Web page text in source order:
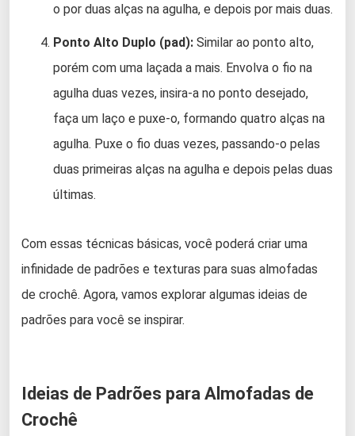
o por duas alças na agulha, e depois por mais duas.
Ponto Alto Duplo (pad): Similar ao ponto alto,
porém com uma laçada a mais. Envolva o fio na
agulha duas vezes, insira-a no ponto desejado,
faça um laço e puxe-o, formando quatro alças na
agulha. Puxe o fio duas vezes, passando-o pelas
duas primeiras alças na agulha e depois pelas duas
últimas.
Com essas técnicas básicas, você poderá criar uma
infinidade de padrões e texturas para suas almofadas
de crochê. Agora, vamos explorar algumas ideias de
padrões para você se inspirar.
Ideias de Padrões para Almofadas de
Crochê